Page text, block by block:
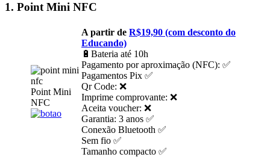
1. Point Mini NFC
Point Mini
NFC
A partir de R$19,90 (com desconto do
Educando)
🔋Bateria até 10h
Pagamento por aproximação (NFC): ✅
Pagamentos Pix ✅
Qr Code: ❌
Imprime comprovante: ❌
Aceita voucher: ❌
Garantia: 3 anos ✅
Conexão Bluetooth ✅
Sem fio ✅
Tamanho compacto ✅